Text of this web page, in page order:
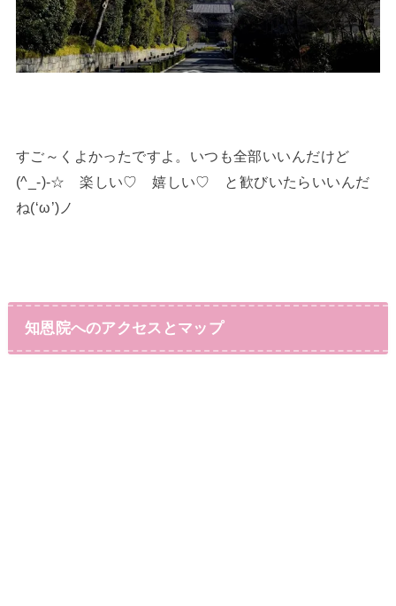
すご～くよかったですよ。いつも全部いいんだけど
(^_-)-☆ 楽しい♡ 嬉しい♡ と歓びいたらいいんだ
ね(‘ω’)ノ
知恩院へのアクセスとマップ